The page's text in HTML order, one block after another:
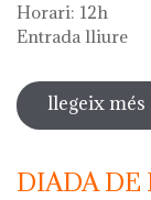
Horari: 12h
Entrada lliure
llegeix més
DIADA DE